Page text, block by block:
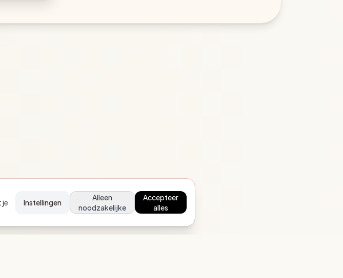
je
Instellingen
Alleen
noodzakelijke
Accepteer
alles